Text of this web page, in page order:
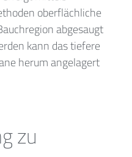
oberflächliche
abgesaugt
kann das tiefere
herum angelagert
zu